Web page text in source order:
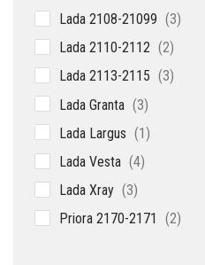
Lada 2108-21099 33
Lada 2110-2112 22
Lada 2113-2115 33
Lada Granta 33
Lada Largus 11
Lada Vesta 44
Lada Xray 33
Priora 2170-2171 22